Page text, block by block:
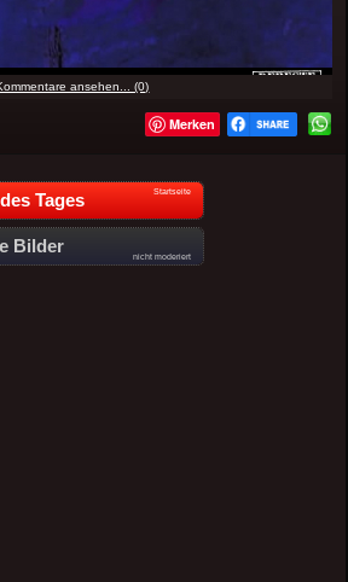
ansehen... (0)
Merken
Tages Startseite
Bilder
nicht moderiert